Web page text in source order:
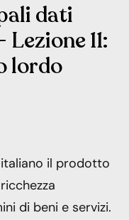
dati
11:
lordo
il prodotto
di beni e servizi.